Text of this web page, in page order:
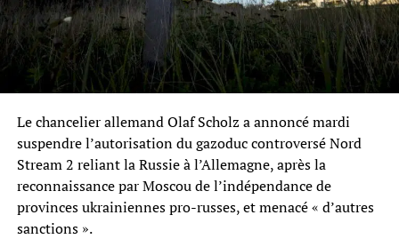
Le chancelier allemand Olaf Scholz a annoncé mardi
suspendre l’autorisation du gazoduc controversé Nord
Stream 2 reliant la Russie à l’Allemagne, après la
reconnaissance par Moscou de l’indépendance de
provinces ukrainiennes pro-russes, et menacé « d’autres
sanctions ».